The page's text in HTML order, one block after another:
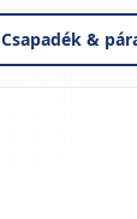
Csapadék &